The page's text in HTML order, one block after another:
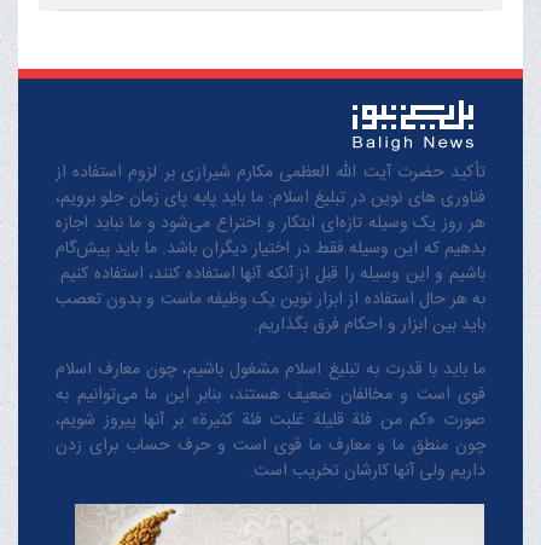
تأکید حضرت آیت الله العظمی مکارم شیرازی بر لزوم استفاده از
فناوری های نوین در تبلیغ اسلام: ما باید پابه پای زمان جلو برویم،
هر روز یک وسیله تازه‌ای ابتکار و اختراع می‌شود و ما نباید اجازه
بدهیم که این وسیله فقط در اختیار دیگران باشد. ما باید پیش‌گام
باشیم و این وسیله را قبل از آنکه آنها استفاده کنند، استفاده کنیم.
به هر حال استفاده از ابزار نوین یک وظیفه ماست و بدون تعصب
باید بین ابزار و احکام فرق بگذاریم.
ما باید با قدرت به تبلیغ اسلام مشغول باشیم، چون معارف اسلام
قوی است و مخالفان ضعیف هستند، بنابر این ما می‌توانیم به
صورت «کم من فئة قلیلة غلبت فئة کثیرة» بر آنها پیروز شویم،
چون منطق‌ ما و معارف ‌ما قوی است و حرف حساب برای زدن
داریم ولی آنها کارشان تخریب است.